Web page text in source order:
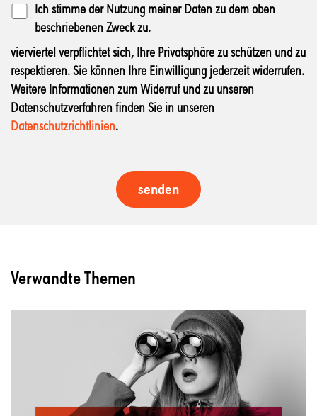
Ich stimme der Nutzung meiner Daten zu dem oben
beschriebenen Zweck zu.
vierviertel verpflichtet sich, Ihre Privatsphäre zu schützen und zu
respektieren. Sie können Ihre Einwilligung jederzeit widerrufen.
Weitere Informationen zum Widerruf und zu unseren
Datenschutzverfahren finden Sie in unseren
Datenschutzrichtlinien.
Verwandte Themen